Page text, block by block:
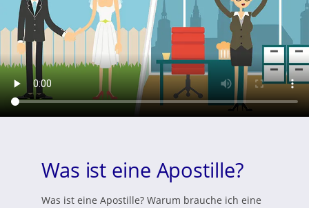
Was ist eine Apostille?
Was ist eine Apostille? Warum brauche ich eine